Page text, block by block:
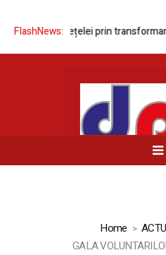
FlashNews:rețelei prin
Home
GALA